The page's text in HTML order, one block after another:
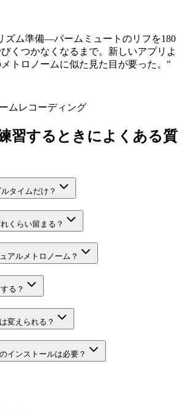
ズム準備—パームミュートのリフを180
くつかなくなるまで。新しいアプリよ
トロノームに似た見た目が要った。 "
ムレコーディング
習するときによくある質
タイムだけ？
くらい留まる？
アルメトロノーム？
る？
変えられる？
インストールは必要？